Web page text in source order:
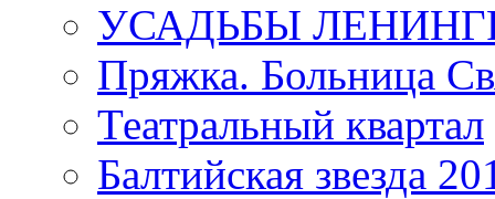
УСАДЬБЫ
Пряжка. Больница
Театральный квартал
Балтийская звезда